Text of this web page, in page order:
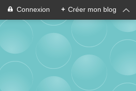
Connexion + Créer mon blog